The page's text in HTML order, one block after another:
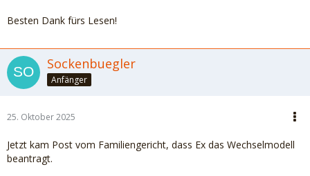
Besten Dank fürs Lesen!
Sockenbuegler
Anfänger
25. Oktober 2025
Jetzt kam Post vom Familiengericht, dass Ex das Wechselmodell
beantragt.